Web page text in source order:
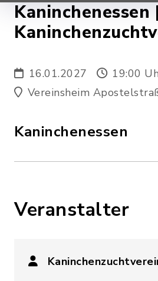
Kaninchenessen
16.01.2027
19:00
Vereinsheim
Kaninchenessen
Veranstalter